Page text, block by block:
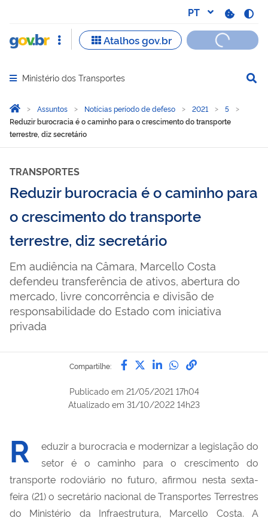
Abrir menu principal de navegação
Ministério dos Transportes
Você está aqui:
Página Inicial
Assuntos Notícias período de defeso 2021
5
Reduzir burocracia é o caminho para o crescimento do transporte
terrestre, diz secretário
TRANSPORTES
Reduzir burocracia é o caminho para
o crescimento do transporte
terrestre, diz secretário
Em audiência na Câmara, Marcello Costa
defendeu transferência de ativos, abertura do
mercado, livre concorrência e divisão de
responsabilidade do Estado com iniciativa
privada
Compartilhe: Compartilhe por Facebook
Compartilhe por Twitter
Compartilhe por
Compartilhe
link para
Publicado em 21/05/2021 17h04
Atualizado em 31/10/2022 14h23
R
eduzir a burocracia e modernizar a legislação do
setor é o caminho para o crescimento do
transporte rodoviário no futuro, afirmou nesta sexta-
feira (21) o secretário nacional de Transportes Terrestres
do Ministério da Infraestrutura, Marcello Costa. A